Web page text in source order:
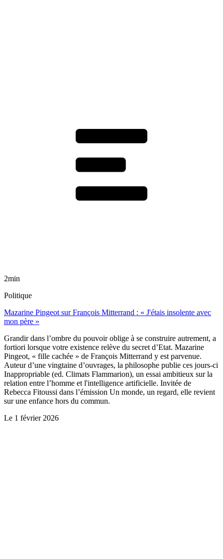
2min
Politique
Mazarine Pingeot sur François Mitterrand : « J'étais insolente avec
mon père »
Grandir dans l’ombre du pouvoir oblige à se construire autrement, a
fortiori lorsque votre existence relève du secret d’Etat. Mazarine
Pingeot, « fille cachée » de François Mitterrand y est parvenue.
Auteur d’une vingtaine d’ouvrages, la philosophe publie ces jours-ci
Inappropriable (ed. Climats Flammarion), un essai ambitieux sur la
relation entre l’homme et l'intelligence artificielle. Invitée de
Rebecca Fitoussi dans l’émission Un monde, un regard, elle revient
sur une enfance hors du commun.
Le 1 février 2026